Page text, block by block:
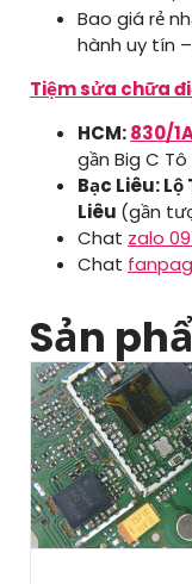
Bao giá rẻ
hành uy tín
Tiệm sửa chữa
HCM:830/
gần Big C
Bạc Liêu: Lộ
Liêu (gần
Chat zalo
Chat
Sản